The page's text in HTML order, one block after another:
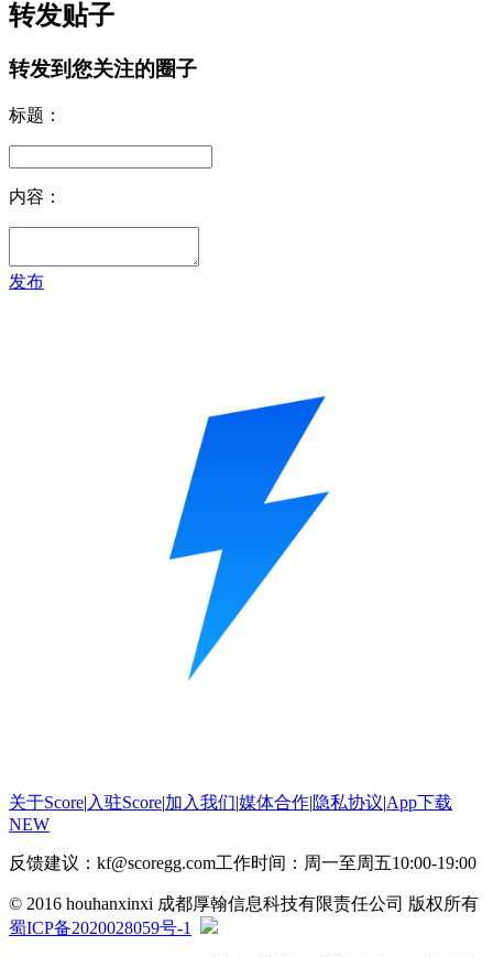
转发贴子
转发到您关注的圈子
标题：
内容：
发布
关于Score| 入驻Score|加入我们|媒体合作|隐私协议|App下载
NEW
反馈建议：kf@scoregg.com工作时间：周一至周五10:00-19:00
© 2016 houhanxinxi 成都厚翰信息科技有限责任公司 版权所有
蜀ICP备2020028059号-1